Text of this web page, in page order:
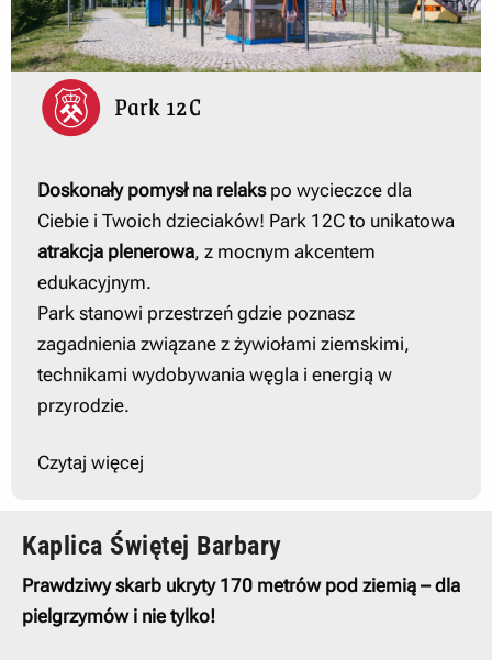
Park 12C
Doskonały pomysł na relakspo wycieczce dla
Ciebie i Twoich dzieciaków! Park 12C to unikatowa
atrakcja plenerowa, z mocnym akcentem
edukacyjnym.
Park stanowi przestrzeń gdzie poznasz
zagadnienia związane z żywiołami ziemskimi,
technikami wydobywania węgla i energią w
przyrodzie.
Czytaj więcej
Kaplica Świętej Barbary
Prawdziwy skarb ukryty 170 metrów pod ziemią – dla
pielgrzymów i nie tylko!